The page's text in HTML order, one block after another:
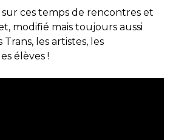
ces temps de rencontres et
modifié mais toujours aussi
les artistes, les
élèves !